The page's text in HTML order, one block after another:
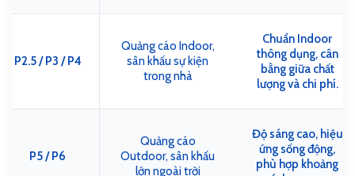
P2.5 / P3 / P4
Quảng cáo Indoor,
sân khấu sự kiện
trong nhà
Chuẩn Indoor
thông dụng, cân
bằng giữa chất
lượng và chi phí.
P5 / P6
Quảng cáo
Outdoor, sân khấu
lớn ngoài trời
Độ sáng cao, hiệu
ứng sống động,
phù hợp khoảng